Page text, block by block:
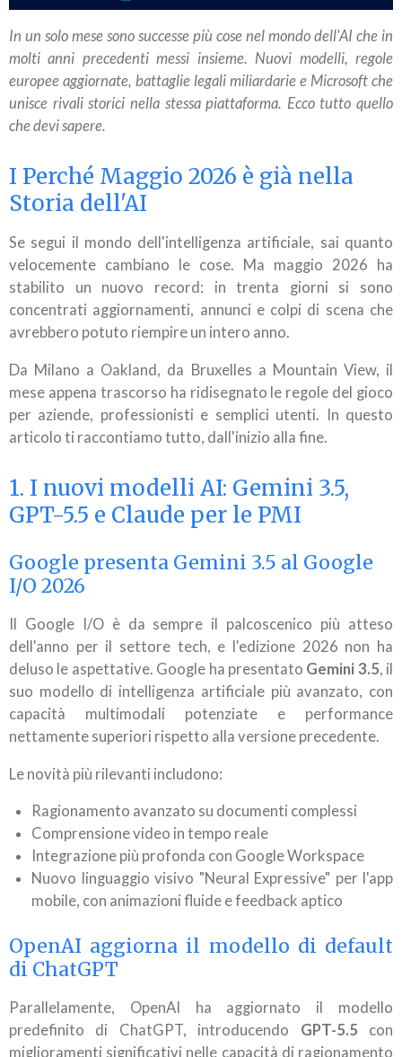
In un solo mese sono successe più cose nel mondo dell'AI che in
molti anni precedenti messi insieme. Nuovi modelli, regole
europee aggiornate, battaglie legali miliardarie e Microsoft che
unisce rivali storici nella stessa piattaforma. Ecco tutto quello
che devi sapere.
I Perché Maggio 2026 è già nella
Storia dell'AI
Se segui il mondo dell'intelligenza artificiale, sai quanto
velocemente cambiano le cose. Ma maggio 2026 ha
stabilito un nuovo record: in trenta giorni si sono
concentrati aggiornamenti, annunci e colpi di scena che
avrebbero potuto riempire un intero anno.
Da Milano a Oakland, da Bruxelles a Mountain View, il
mese appena trascorso ha ridisegnato le regole del gioco
per aziende, professionisti e semplici utenti. In questo
articolo ti raccontiamo tutto, dall'inizio alla fine.
1. I nuovi modelli AI: Gemini 3.5,
GPT-5.5 e Claude per le PMI
Google presenta Gemini 3.5 al Google
I/O 2026
Il Google I/O è da sempre il palcoscenico più atteso
dell'anno per il settore tech, e l'edizione 2026 non ha
deluso le aspettative. Google ha presentato Gemini 3.5, il
suo modello di intelligenza artificiale più avanzato, con
capacità multimodali potenziate e performance
nettamente superiori rispetto alla versione precedente.
Le novità più rilevanti includono:
Ragionamento avanzato su documenti complessi
Comprensione video in tempo reale
Integrazione più profonda con Google Workspace
Nuovo linguaggio visivo "Neural Expressive" per l'app
mobile, con animazioni fluide e feedback aptico
OpenAI aggiorna il modello di default
di ChatGPT
Parallelamente, OpenAI ha aggiornato il modello
predefinito di ChatGPT, introducendo GPT-5.5 con
miglioramenti significativi nelle capacità di ragionamento